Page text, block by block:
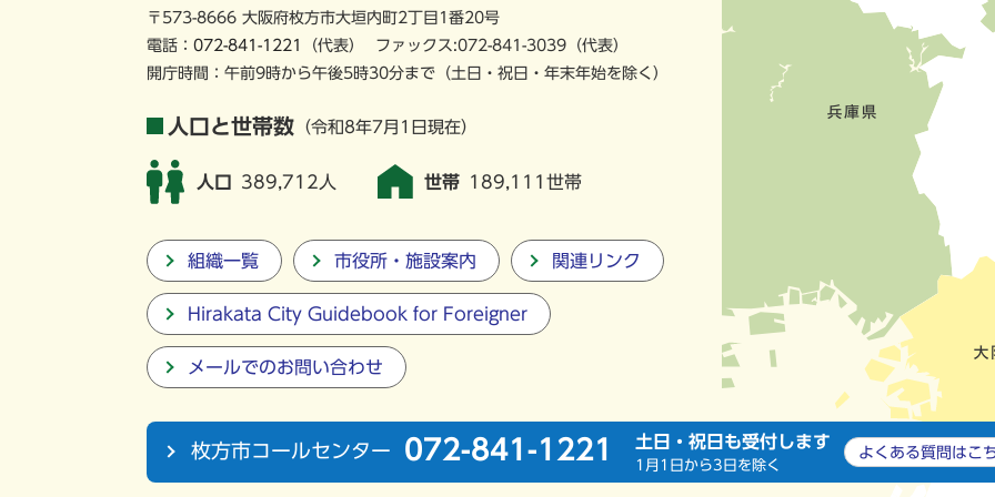
〒573-8666 大阪府枚方市大垣内町2丁目1番20号
電話： 072-841-1221 （代表） ファックス:072-841-3039（代表）
開庁時間：午前9時から午後5時30分まで （土日・祝日・年末年始を除く）
人口と世帯数 （令和8年7月1日現在）
人口 389,712人 世帯 189,111世帯
組織一覧 市役所・施設案内 関連リンク
Hirakata City Guidebook for Foreigner
メールでのお問い合わせ
枚方市コールセンター 072-841-1221 土日・祝日も受付します
1月1日から3日を除く
よくある質問は こ